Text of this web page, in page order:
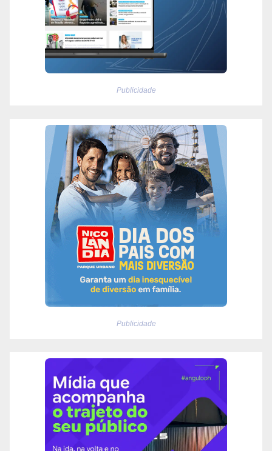
Publicidade
Publicidade